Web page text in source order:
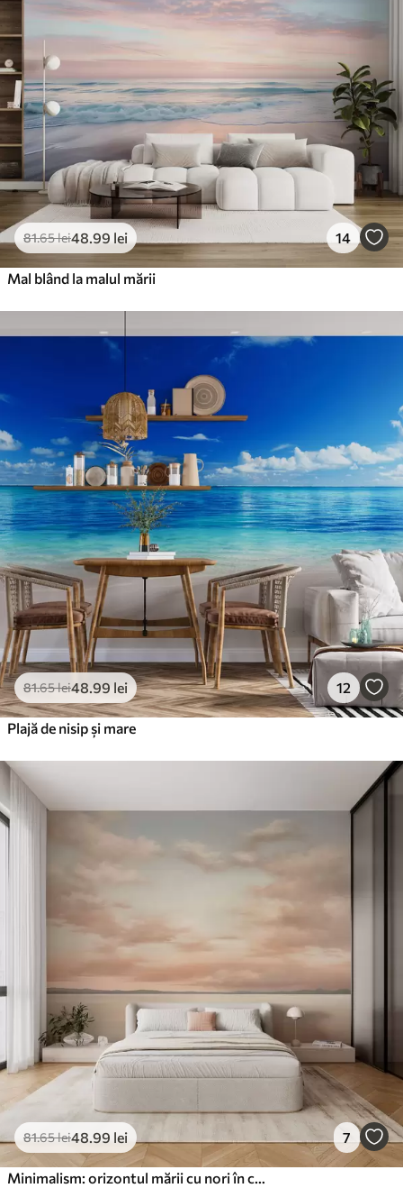
81.65lei48.99 lei 14
Mal blând la malul mării
81.65lei48.99 lei 12
Plajă de nisip și mare
81.65lei48.99 lei 7
Minimalism: orizontul mării cu nori în culori pastelate